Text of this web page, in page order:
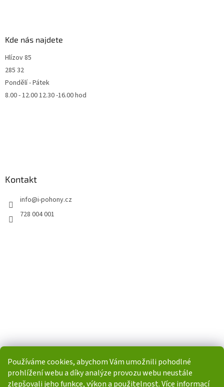
Používáme cookies, abychom Vám umožnili pohodlné
prohlížení webu a díky analýze provozu webu neustále
zlepšovali jeho funkce, výkon a použitelnost. Více informací
Kde nás najdete
Hlízov 85
285 32
Pondělí - Pátek
8.00 - 12.00 12.30 -16.00 hod
Kontakt
info@i-pohony.cz
728 004 001